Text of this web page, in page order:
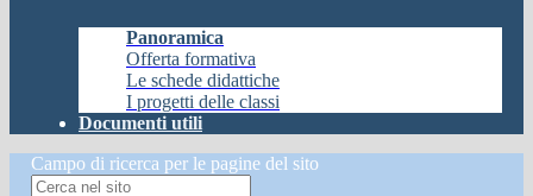
Panoramica
Offerta formativa
Le schede didattiche
I progetti delle classi
Documenti utili
Campo di ricerca per le pagine del sito